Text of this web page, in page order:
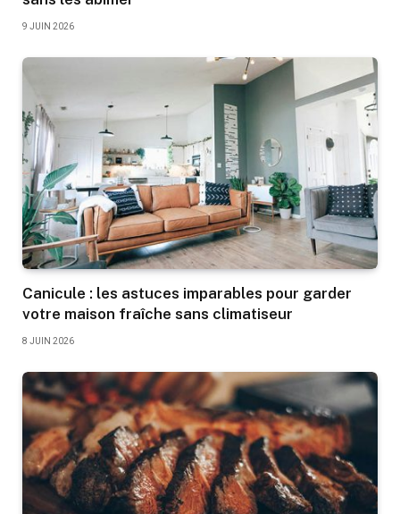
9 JUIN 2026
Canicule : les astuces imparables pour garder
votre maison fraîche sans climatiseur
8 JUIN 2026